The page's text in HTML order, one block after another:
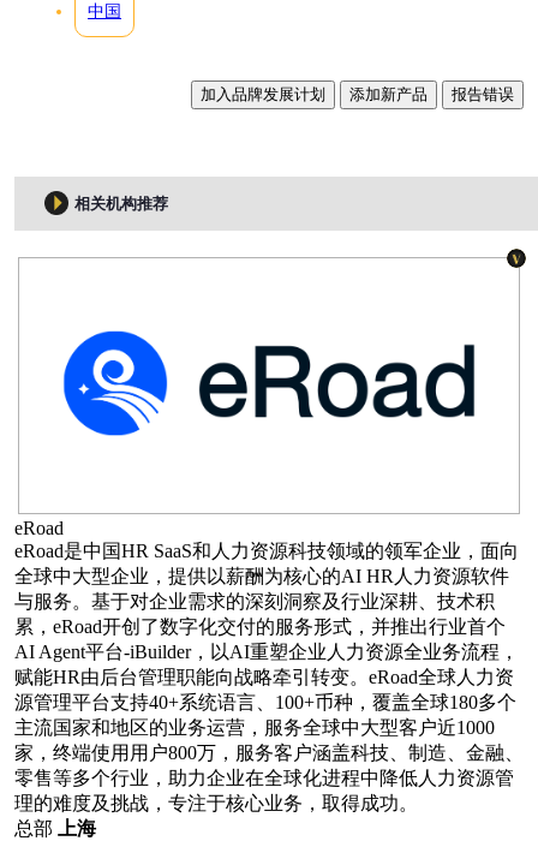
中国
加入品牌发展计划 添加新产品 报告错误
相关机构推荐
eRoad
eRoad是中国HR SaaS和人力资源科技领域的领军企业，面向
全球中大型企业，提供以薪酬为核心的AI HR人力资源软件
与服务。基于对企业需求的深刻洞察及行业深耕、技术积
累，eRoad开创了数字化交付的服务形式，并推出行业首个
AI Agent平台-iBuilder，以AI重塑企业人力资源全业务流程，
赋能HR由后台管理职能向战略牵引转变。eRoad全球人力资
源管理平台支持40+系统语言、100+币种，覆盖全球180多个
主流国家和地区的业务运营，服务全球中大型客户近1000
家，终端使用用户800万，服务客户涵盖科技、制造、金融、
零售等多个行业，助力企业在全球化进程中降低人力资源管
理的难度及挑战，专注于核心业务，取得成功。
总部
上海